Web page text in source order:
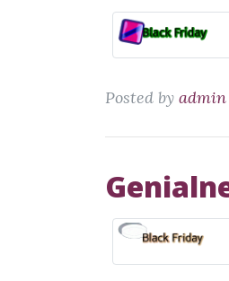
Posted by admin